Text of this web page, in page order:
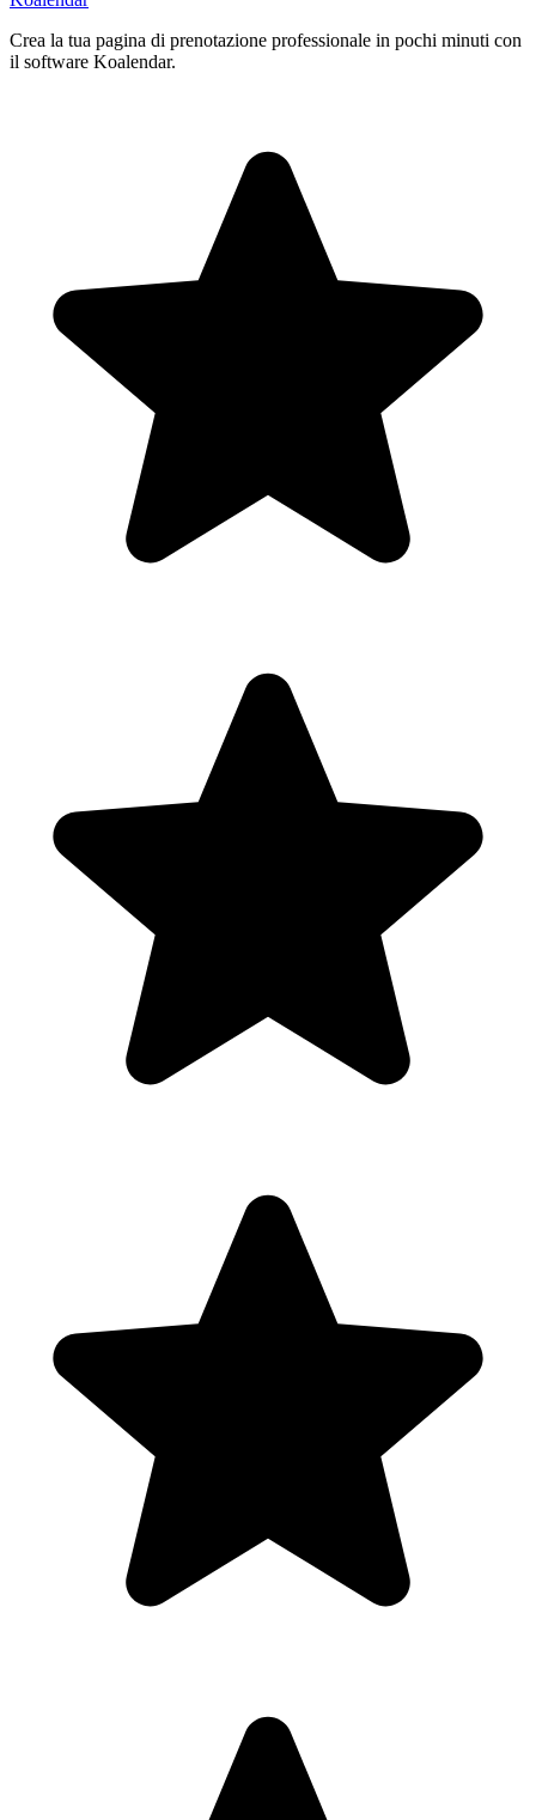
Crea la tua pagina di prenotazione professionale in pochi minuti con
il software Koalendar.